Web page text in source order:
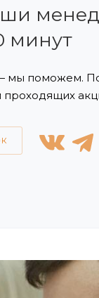
минут
мы поможем.